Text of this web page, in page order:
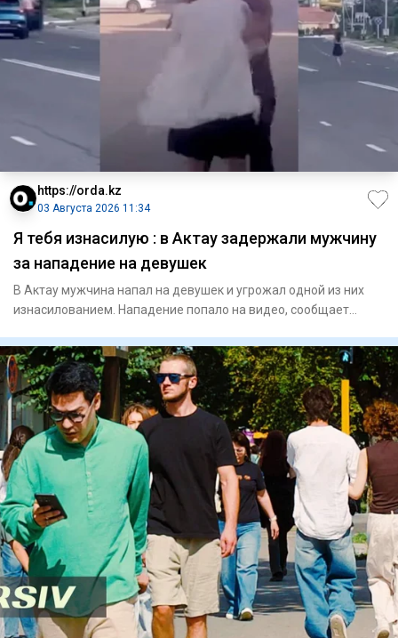
https://orda.kz
03 Августа 2026 11:34
Я тебя изнасилую : в Актау задержали мужчину
за нападение на девушек
В Актау мужчина напал на девушек и угрожал одной из них
изнасилованием. Нападение попало на видео, сообщает